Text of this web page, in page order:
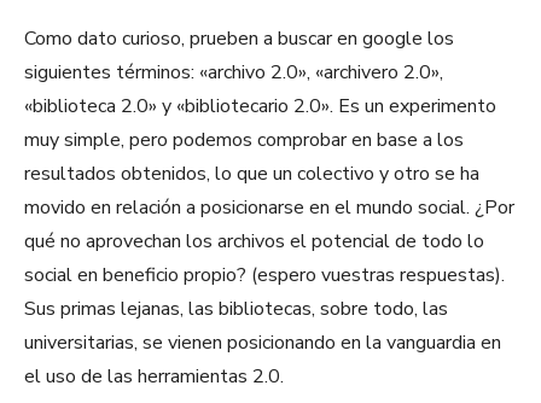
Como dato curioso, prueben a buscar en google los
siguientes términos: «archivo 2.0», «archivero 2.0»,
«biblioteca 2.0» y «bibliotecario 2.0». Es un experimento
muy simple, pero podemos comprobar en base a los
resultados obtenidos, lo que un colectivo y otro se ha
movido en relación a posicionarse en el mundo social. ¿Por
qué no aprovechan los archivos el potencial de todo lo
social en beneficio propio? (espero vuestras respuestas).
Sus primas lejanas, las bibliotecas, sobre todo, las
universitarias, se vienen posicionando en la vanguardia en
el uso de las herramientas 2.0.